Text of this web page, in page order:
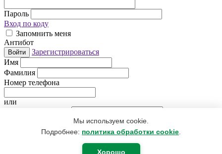
Мы используем cookie.
Подробнее: политика обработки cookie
Хорошо
Пароль
Вход по коду
Запомнить меня
Антибот
Войти
Зарегистрироваться
Имя
Фамилия
Номер телефона
или